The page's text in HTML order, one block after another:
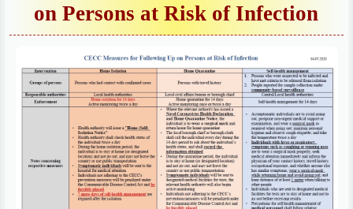
on Persons at Risk of Infection